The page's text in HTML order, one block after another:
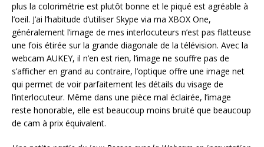
plus la colorimétrie est plutôt bonne et le piqué est agréable à
l’oeil. J’ai l’habitude d’utiliser Skype via ma XBOX One,
généralement l’image de mes interlocuteurs n’est pas flatteuse
une fois étirée sur la grande diagonale de la télévision. Avec la
webcam AUKEY, il n’en est rien, l’image ne souffre pas de
s’afficher en grand au contraire, l’optique offre une image net
qui permet de voir parfaitement les détails du visage de
l’interlocuteur. Même dans une pièce mal éclairée, l’image
reste honorable, elle est beaucoup moins bruité que beaucoup
de cam à prix équivalent.